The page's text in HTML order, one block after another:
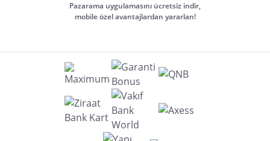
Pazarama uygulamasını ücretsiz indir,
mobile özel avantajlardan yararlan!